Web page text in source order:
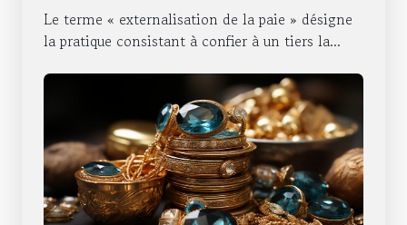
d'une entreprise ?
Le terme « externalisation de la paie » désigne
la pratique consistant à confier à un tiers la...